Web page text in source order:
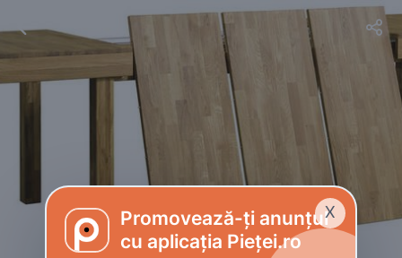
 
X
Promovează-ți anunțul
cu aplicația Pieței.ro